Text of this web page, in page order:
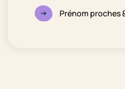
Prénom proches